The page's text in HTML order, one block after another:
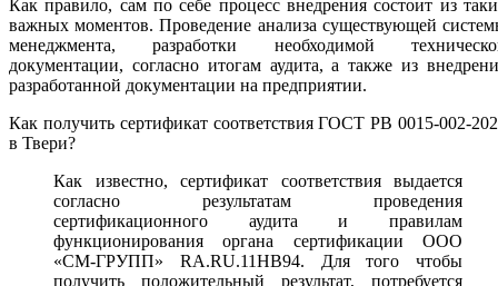
Как правило, сам по себе процесс внедрения состоит из
важных моментов. Проведение анализа существующей
менеджмента, разработки необходимой
документации, согласно итогам аудита, а также из
разработанной документации на предприятии.
Как получить сертификат соответствия ГОСТ РВ 0015-002-
в Твери?
Как известно, сертификат соответствия выдается
согласно результатам проведения
сертификационного аудита и правилам
функционирования органа сертификации ООО
«СМ-ГРУПП» RA.RU.11НВ94. Для того чтобы
получить положительный результат, потребуется